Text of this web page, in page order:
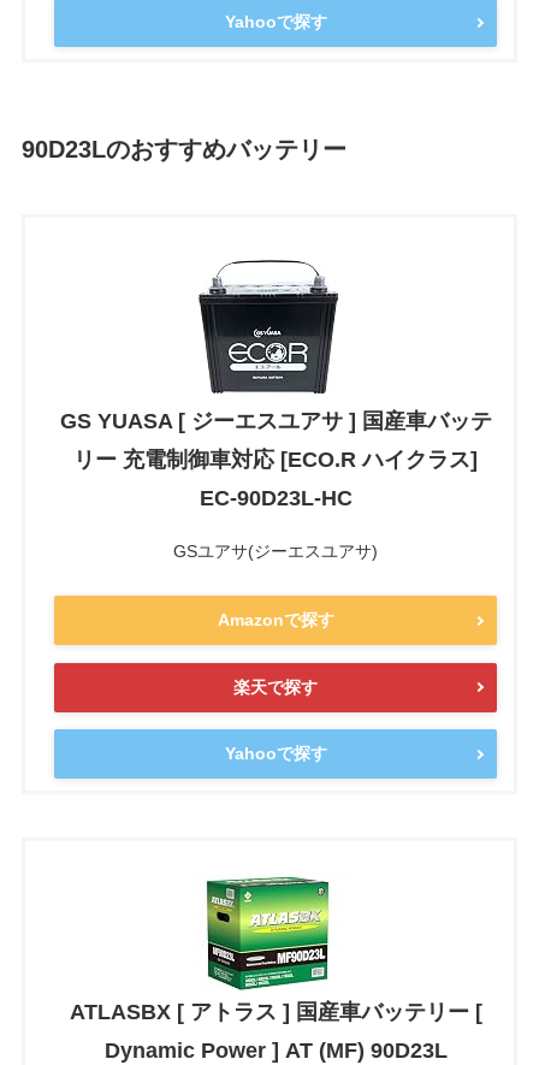
Yahooで探す
90D23Lのおすすめバッテリー
GS YUASA [ ジーエスユアサ ] 国産車バッテ
リー 充電制御車対応 [ECO.R ハイクラス]
EC-90D23L-HC
GSユアサ(ジーエスユアサ)
Amazonで探す
楽天で探す
Yahooで探す
ATLASBX [ アトラス ] 国産車バッテリー [
Dynamic Power ] AT (MF) 90D23L